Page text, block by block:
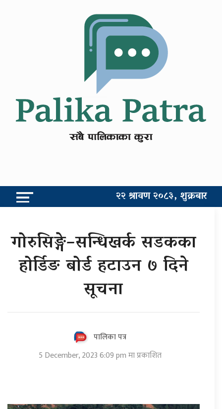
२२ श्रावण २०८३, शुक्रबार
गोरुसिङ्गे–सन्धिखर्क सडकका
होर्डिङ बोर्ड हटाउन ७ दिने
सूचना
पालिका पत्र
5 December, 2023 6:09 pm मा प्रकाशित